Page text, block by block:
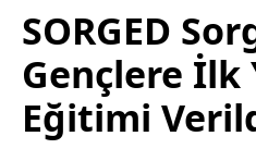
SORGED
Gençlere İlk
Eğitimi